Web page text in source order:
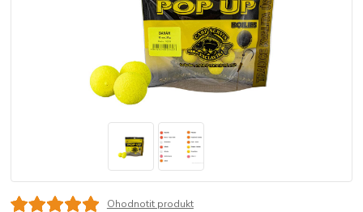
Ohodnotit produkt